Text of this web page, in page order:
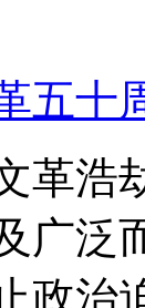
五十
革浩
广泛
政治